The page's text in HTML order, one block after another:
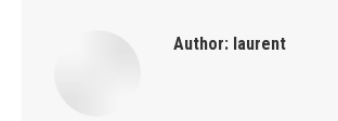
Author: laurent